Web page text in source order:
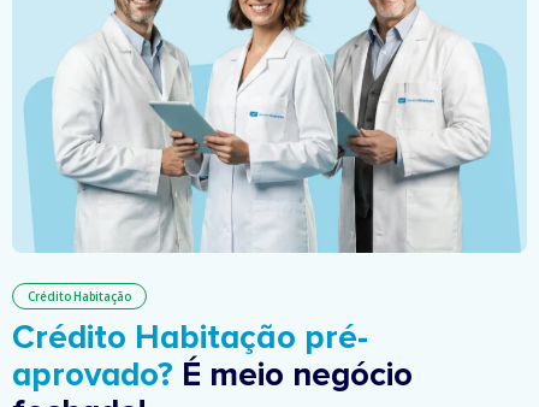
Crédito Habitação
Crédito Habitação pré-
aprovado? É meio negócio